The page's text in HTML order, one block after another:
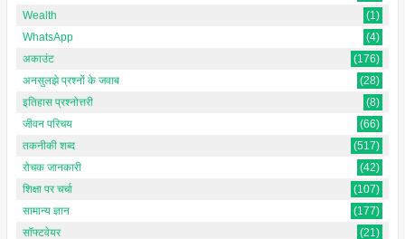
Wealth
(1)
WhatsApp
(4)
अकाउंट
(176)
अनसुलझे प्रश्नों के जवाब
(28)
इतिहास प्रश्नोत्तरी
(8)
जीवन परिचय
(66)
तकनीकी शब्द
(517)
रोचक जानकारी
(42)
शिक्षा पर चर्चा
(107)
सामान्य ज्ञान
(177)
सॉफ्टवेयर
(21)